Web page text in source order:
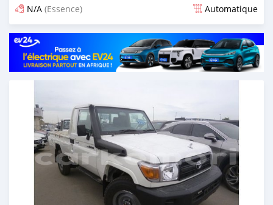
N/A (Essence) Automatique
Publié il y a environ 7 ans